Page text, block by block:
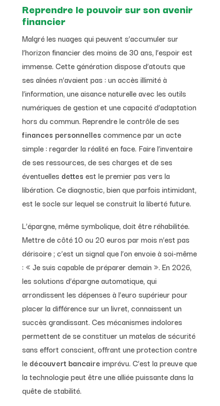
Reprendre le pouvoir sur son avenir
financier
Malgré les nuages qui peuvent s’accumuler sur
l’horizon financier des moins de 30 ans, l’espoir est
immense. Cette génération dispose d’atouts que
ses aînées n’avaient pas : un accès illimité à
l’information, une aisance naturelle avec les outils
numériques de gestion et une capacité d’adaptation
hors du commun. Reprendre le contrôle de ses
finances personnelles commence par un acte
simple : regarder la réalité en face. Faire l’inventaire
de ses ressources, de ses charges et de ses
éventuelles dettes est le premier pas vers la
libération. Ce diagnostic, bien que parfois intimidant,
est le socle sur lequel se construit la liberté future.
L’épargne, même symbolique, doit être réhabilitée.
Mettre de côté 10 ou 20 euros par mois n’est pas
dérisoire ; c’est un signal que l’on envoie à soi-même
: « Je suis capable de préparer demain ». En 2026,
les solutions d’épargne automatique, qui
arrondissent les dépenses à l’euro supérieur pour
placer la différence sur un livret, connaissent un
succès grandissant. Ces mécanismes indolores
permettent de se constituer un matelas de sécurité
sans effort conscient, offrant une protection contre
le découvert bancaire imprévu. C’est la preuve que
la technologie peut être une alliée puissante dans la
quête de stabilité.